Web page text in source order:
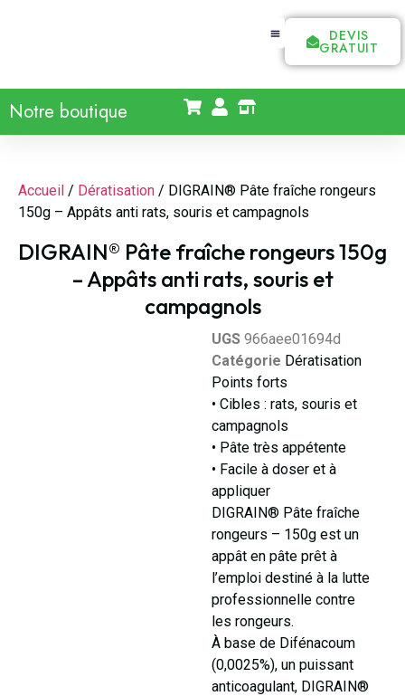
DEVIS
GRATUIT
Notre boutique
Accueil / Dératisation / DIGRAIN® Pâte fraîche rongeurs
150g – Appâts anti rats, souris et campagnols
DIGRAIN® Pâte fraîche rongeurs 150g
– Appâts anti rats, souris et
campagnols
UGS 966aee01694d
Catégorie Dératisation
Points forts
• Cibles : rats, souris et
campagnols
• Pâte très appétente
• Facile à doser et à
appliquer
DIGRAIN® Pâte fraîche
rongeurs – 150g est un
appât en pâte prêt à
l’emploi destiné à la lutte
professionnelle contre
les rongeurs.
À base de Difénacoum
(0,0025%), un puissant
anticoagulant, DIGRAIN®